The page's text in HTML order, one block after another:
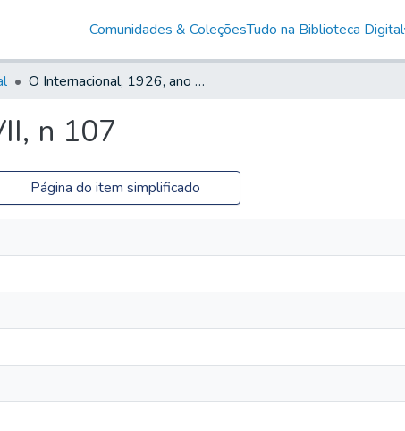
Comunidades & ColeçõesTudo na Biblioteca Digital
O Internacional, 1926, ano VII, n 107
n 107
Página do item simplificado